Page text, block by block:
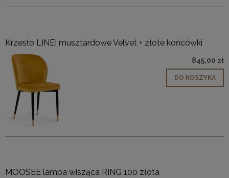
Krzesło LINEI musztardowe Velvet + złote końcówki
845,00 zł
DO KOSZYKA
MOOSEE lampa wisząca RING 100 złota